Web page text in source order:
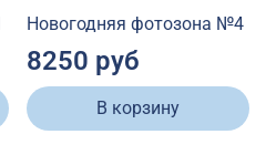
Новогодняя фотозона №4
8250 руб
В корзину